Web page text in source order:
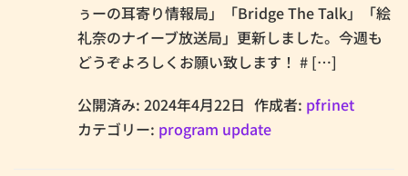
ぅーの耳寄り情報局」「Bridge The Talk」「絵
礼奈のナイーブ放送局」更新しました。今週も
どうぞよろしくお願い致します！ # […]
公開済み: 2024年4月22日 作成者: pfrinet
カテゴリー: program update